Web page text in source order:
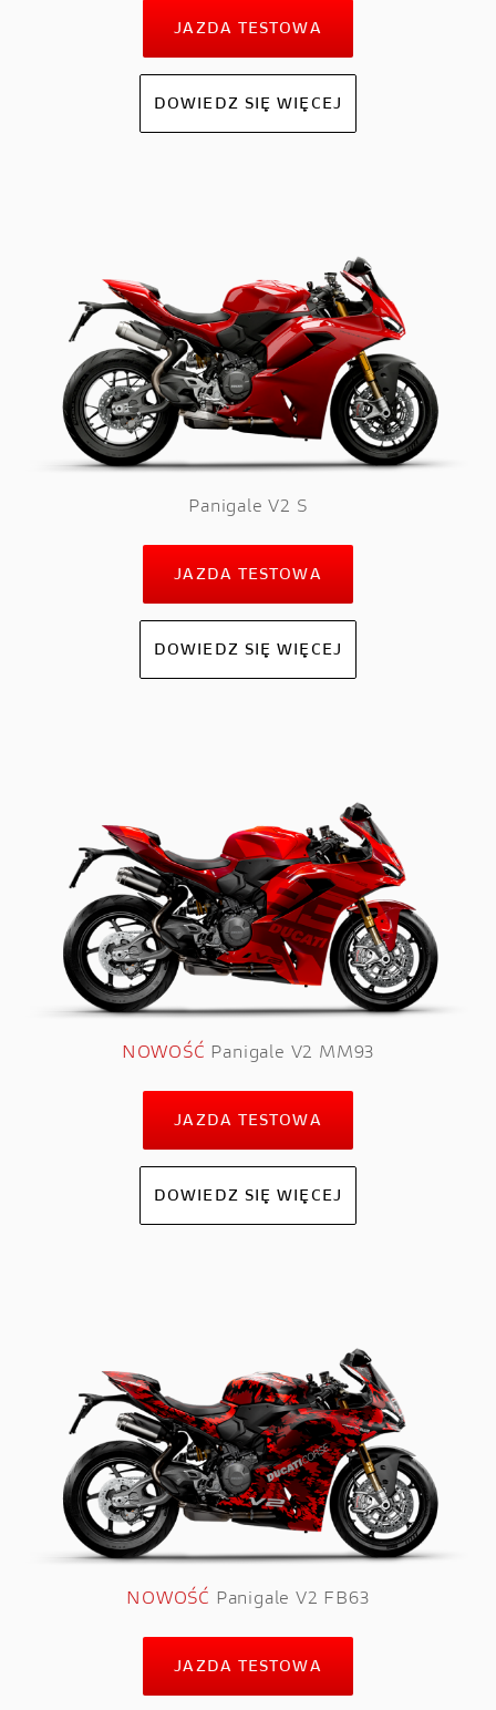
JAZDA TESTOWA
DOWIEDZ SIĘ WIĘCEJ
Panigale V2 S
JAZDA TESTOWA
DOWIEDZ SIĘ WIĘCEJ
NOWOŚĆ Panigale V2 MM93
JAZDA TESTOWA
DOWIEDZ SIĘ WIĘCEJ
NOWOŚĆ Panigale V2 FB63
JAZDA TESTOWA